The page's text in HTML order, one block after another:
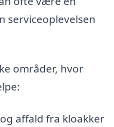
serviceoplevelsen
områder, hvor
affald fra kloakker